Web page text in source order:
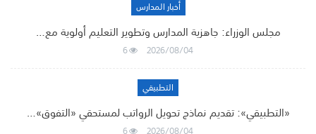
أخبار المدارس
مجلس الوزراء: جاهزية المدارس وتطوير التعليم أولوية مع…
2026/08/04
6
التطبيقي
«التطبيقي»: تقديم نماذج تحويل الرواتب لمستحقي «التفوق»…